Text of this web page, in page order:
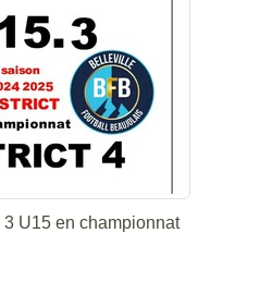
U15 en championnat